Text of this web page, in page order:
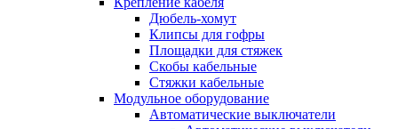
Дюбель-хомут
Клипсы для гофры
Площадки для стяжек
Скобы кабельные
Стяжки кабельные
Модульное оборудование
Автоматические выключатели